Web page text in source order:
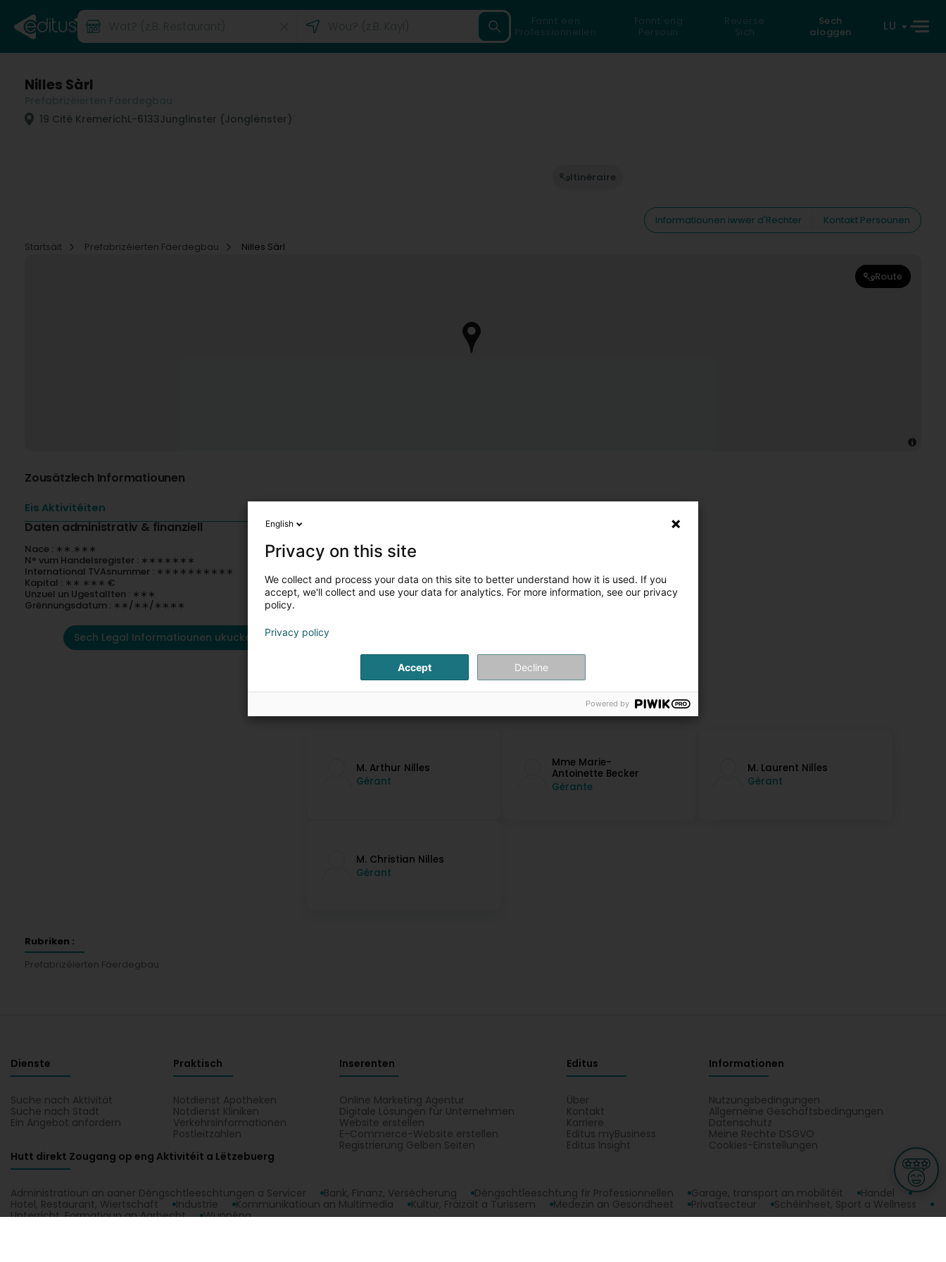
Fannt een
Professionnellen
Fannt eng
Persoun
Reverse
Sich
Sech
aloggen
LU
Nilles Sàrl
19 Cité KremerichL-6133Junglinster (Jonglënster)
Itinéraire
Informatiounen iwwer d'Rechter
Kontakt Persounen
Startsäit
Prefabrizéierten Fäerdegbau Nilles Sàrl
Route
Zousätzlech Informatiounen
Eis Aktivitéiten
Daten administrativ & finanziell
Nace : ∗∗.∗∗∗
N° vum Handelsregister : ∗∗∗∗∗∗∗
International TVAsnummer : ∗∗∗∗∗∗∗∗∗∗
Kapital : ∗∗ ∗∗∗ €
Unzuel un Ugestallten : ∗∗∗
Grënnungsdatum : ∗∗/∗∗/∗∗∗∗
Sech Legal Informatiounen ukucken
M. Arthur Nilles
Gérant
Mme Marie-
Antoinette Becker
Gérante
M. Laurent Nilles
Gérant
M. Christian Nilles
Gérant
Rubriken :
Prefabrizéierten Fäerdegbau
Dienste
Suche nach Aktivität
Suche nach Stadt
Ein Angebot anfordern
Praktisch
Notdienst Apotheken
Notdienst Kliniken
Verkehrsinformationen
Postleitzahlen
Inserenten
Online Marketing Agentur
Digitale Lösungen für Unternehmen
Website erstellen
E-Commerce-Website erstellen
Registrierung Gelben Seiten
Editus
Über
Kontakt
Karriere
Editus myBusiness
Editus Insight
Informationen
Nutzungsbedingungen
Allgemeine Geschäftsbedingungen
Datenschutz
Meine Rechte DSGVO
Cookies-Einstellungen
Hutt direkt Zougang op eng Aktivitéit a Lëtzebuerg
Administratioun an aaner Déngschtleeschtungen a Servicer Bank, Finanz, Versécherung Déngschtleeschtung fir Professionnellen Garage, transport an mobilitéit
Handel
Hotel, Restaurant, Wiertschaft
Industrie Kommunikatioun an Multimedia Kultur, Fräizäit a Turissem Medezin an Gesondheet Privatsecteur
Schéinheet, Sport a Wellness
Unterricht, Formatioun an Aarbecht
Wunnéng
English
Privacy on this site
We collect and process your data on this site to better understand how it is used. If you
accept, we'll collect and use your data for analytics. For more information, see our privacy
policy.
Privacy policy
Accept Decline
Powered by